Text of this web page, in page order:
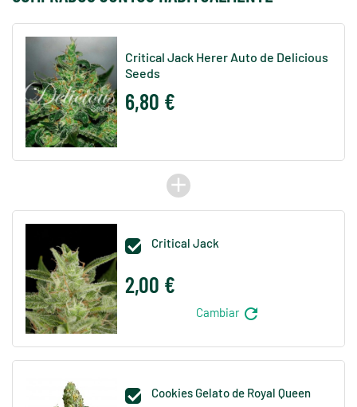
Critical Jack Herer Auto de Delicious
Seeds
6,80 €
add
 Critical Jack
2,00 €
Cambiar refresh
 Cookies Gelato de Royal Queen